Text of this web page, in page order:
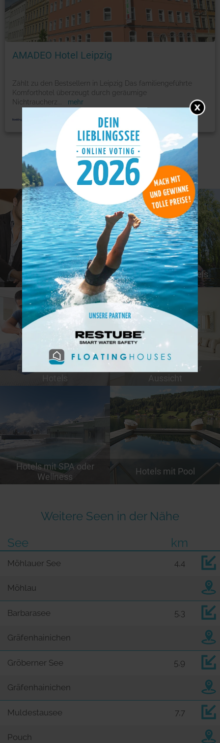
Foto: © booking.com
AMADEO Hotel Leipzig
Zählt zu den Bestsellern in Leipzig Das familiengeführte
Komforthotel überzeugt durch geräumige
Nichtraucherz
mehr
Weitere Angebote
Günstige Hotels Tierfreundliche Hotels
Familienfreundliche
Hotels
Hotels mit schöner
Aussicht
Hotels mit SPA oder
Wellness
Hotels mit Pool
Weitere Seen in der Nähe
See
km
Möhlauer See 4,4
Möhlau
Barbarasee 5,3
Gräfenhainichen
Gröberner See 5,9
Gräfenhainichen
Muldestausee 7,7
Pouch